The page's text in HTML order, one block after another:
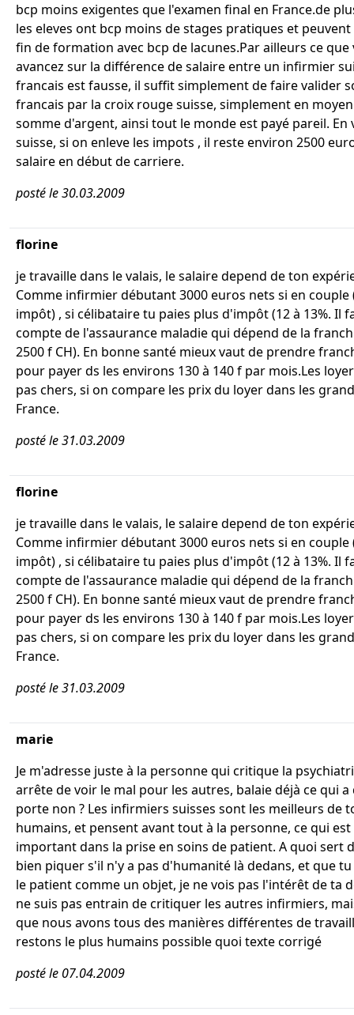
bcp moins exigentes que l'examen final en France.de
les eleves ont bcp moins de stages pratiques et
fin de formation avec bcp de lacunes.Par ailleurs ce que
avancez sur la différence de salaire entre un infirmier
francais est fausse, il suffit simplement de faire valider
francais par la croix rouge suisse, simplement en
somme d'argent, ainsi tout le monde est payé pareil. En
suisse, si on enleve les impots , il reste environ 2500
salaire en début de carriere.
posté le 30.03.2009
florine
je travaille dans le valais, le salaire depend de ton
Comme infirmier débutant 3000 euros nets si en couple
impôt) , si célibataire tu paies plus d'impôt (12 à 13%. Il
compte de l'assaurance maladie qui dépend de la
2500 f CH). En bonne santé mieux vaut de prendre
pour payer ds les environs 130 à 140 f par mois.Les
pas chers, si on compare les prix du loyer dans les
France.
posté le 31.03.2009
florine
je travaille dans le valais, le salaire depend de ton
Comme infirmier débutant 3000 euros nets si en couple
impôt) , si célibataire tu paies plus d'impôt (12 à 13%. Il
compte de l'assaurance maladie qui dépend de la
2500 f CH). En bonne santé mieux vaut de prendre
pour payer ds les environs 130 à 140 f par mois.Les
pas chers, si on compare les prix du loyer dans les
France.
posté le 31.03.2009
marie
Je m'adresse juste à la personne qui critique la
arrête de voir le mal pour les autres, balaie déjà ce qui a
porte non ? Les infirmiers suisses sont les meilleurs de
humains, et pensent avant tout à la personne, ce qui est
important dans la prise en soins de patient. A quoi sert
bien piquer s'il n'y a pas d'humanité là dedans, et que
le patient comme un objet, je ne vois pas l'intérêt de ta
ne suis pas entrain de critiquer les autres infirmiers,
que nous avons tous des manières différentes de
restons le plus humains possible quoi texte corrigé
posté le 07.04.2009